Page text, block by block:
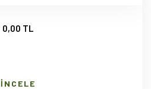
0,00 TL
İNCELE